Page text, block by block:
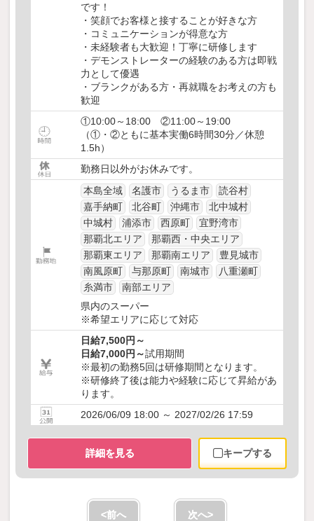
です！
・笑顔でお客様と接することが好きな方
・コミュニケーションが得意な方
・未経験者も大歓迎！丁寧に研修します
・デモンストレーターの経験のある方は即戦
力として優遇
・ブランクがある方・再就職をお考えの方も
歓迎
①10:00～18:00 ②11:00～19:00
（①・②ともに基本実働6時間30分／休憩
1.5h）
勤務日以外がお休みです。
本島全域
名護市 うるま市
読谷村
嘉手納町
北谷町 沖縄市
北中城村
中城村
浦添市 西原町
宜野湾市
那覇北エリア
那覇西・中央エリア
那覇東エリア
那覇南エリア
豊見城市
南風原町
与那原町 南城市
八重瀬町
糸満市
南部エリア
県内のスーパー
※希望エリアに応じて対応
日給7,500円～
日給7,000円～試用期間
※最初の勤務5回は研修期間となります。
※研修終了後は能力や経験に応じて昇給があ
ります。
2026/06/09 18:00 ～ 2027/02/26 17:59
詳細を見る キープする
<前へ 次へ>